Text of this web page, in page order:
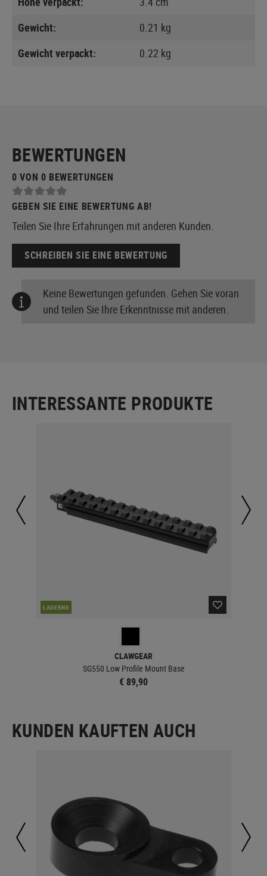
Gewicht:
0.21 kg
Gewicht verpackt:
0.22 kg
BEWERTUNGEN
0 VON 0 BEWERTUNGEN
GEBEN SIE EINE BEWERTUNG AB!
Teilen Sie Ihre Erfahrungen mit anderen Kunden.
SCHREIBEN SIE EINE BEWERTUNG
Keine Bewertungen gefunden. Gehen Sie voran
und teilen Sie Ihre Erkenntnisse mit anderen.
INTERESSANTE PRODUKTE
LAGERND
CLAWGEAR
SG550 Low Profile Mount Base
€ 89,90
KUNDEN KAUFTEN AUCH